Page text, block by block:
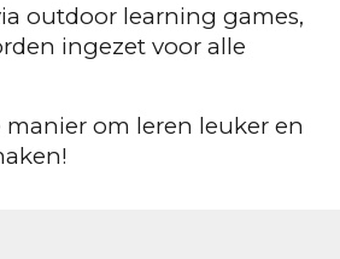
outdoor learning games,
ingezet voor alle
om leren leuker en